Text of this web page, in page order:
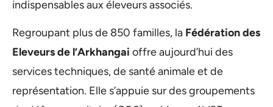
indispensables aux éleveurs associés.
Regroupant plus de 850 familles, la Fédération des
Eleveurs de l’Arkhangai offre aujourd’hui des
services techniques, de santé animale et de
représentation. Elle s’appuie sur des groupements